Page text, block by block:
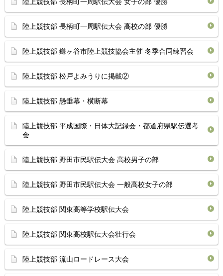
陸上競技部 長柄町一周駅伝大会 高校の部 優勝
陸上競技部 鎌ヶ谷市陸上競技協会主催 冬季合同練習会
陸上競技部 松戸よみうりに掲載②
陸上競技部 懸垂幕・横断幕
陸上競技部 平成国際・日体大記録会・都道府県駅伝選考
会
陸上競技部 野田市民駅伝大会 高校男子の部
陸上競技部 野田市民駅伝大会 一般高校女子の部
陸上競技部 関東高等学校駅伝大会
陸上競技部 関東高校駅伝大会壮行会
陸上競技部 流山ロードレース大会